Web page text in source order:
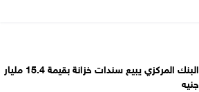
البنك المركزي يبيع سندات خزانة بقيمة 15.4 مليار
جنيه